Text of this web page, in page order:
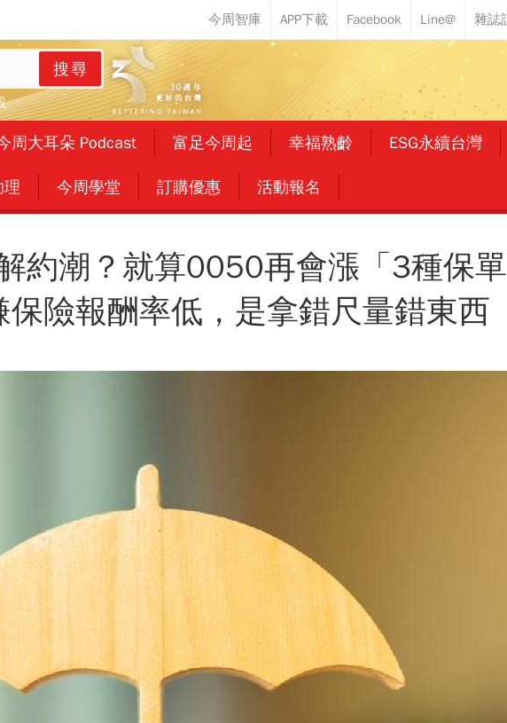
搜尋
周大耳朵 Podcast 富足今周起 幸福熟齡 ESG永續台灣
理 今周學堂 訂購優惠 活動報名
約潮？就算0050再會漲「3種保單
險報酬率低，是拿錯尺量錯東西